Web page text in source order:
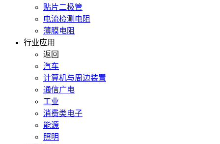
贴片二极管
电流检测电阻
薄膜电阻
行业应用
返回
汽车
计算机与周边装置
通信广电
工业
消费类电子
能源
照明